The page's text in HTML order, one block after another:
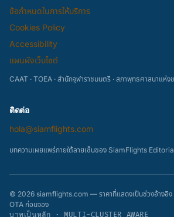
ข้อกำหนดในการให้บริการ
Cookies Policy
Accessibility
แผนผังเว็บไซต์
CAAT · TOEA · สำนักจุฬาราชมนตรี · สภาพุทธศาสนาแห่ง
ติดต่อ
hola@siamflights.com
บทความเผยแพร่ภายใต้ลายเซ็นของ SiamFlights
© 2026 siamflights.com — ราคาที่แสดงเป็นช่วงอ้างอิง
OTA ก่อนจอง
บาทเป็นหลัก · MULTI-CLUSTER AWARE